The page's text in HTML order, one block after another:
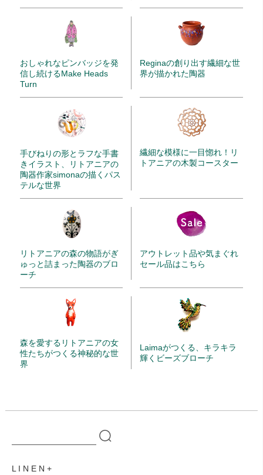
おしゃれなピンバッジを発
信し続けるMake Heads
Turn
Reginaの創り出す繊細な世
界が描かれた陶器
手びねりの形とラフな手書
きイラスト、リトアニアの
陶器作家simonaの描くパス
テルな世界
繊細な模様に一目惚れ！リ
トアニアの木製コースター
リトアニアの森の物語がぎ
ゅっと詰まった陶器のブロ
ーチ
アウトレット品や気まぐれ
セール品はこちら
森を愛するリトアニアの女
性たちがつくる神秘的な世
界
Laimaがつくる、キラキラ
輝くビーズブローチ
L I N E N